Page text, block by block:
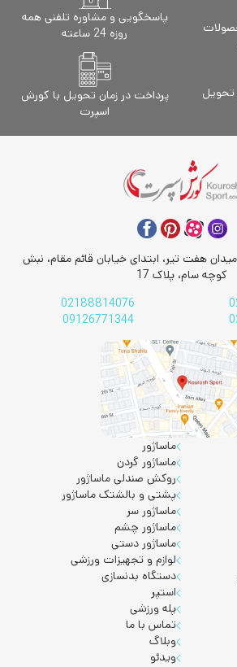
پاسخگویی و مشاوره تلفنی همه
روزه 24 ساعته
پرداخت در زمان تحویل با کورش
اسپرت
هفت تیر، ابتدای خیابان قائم مقام، نبش
کوچه سام، پلاک 17
02188814076
09126771344
ماساژور
ماساژور گردن
روکش صندلی ماساژور
پشتی و بالشتک ماساژور
ماساژور سر
ماساژور چشم
ماساژور دستی
لوازم و تجهیزات ورزشی
دستگاه بدنسازی
استپر
پله ورزشی
تماس با ما
وبلاگ
ویدئو